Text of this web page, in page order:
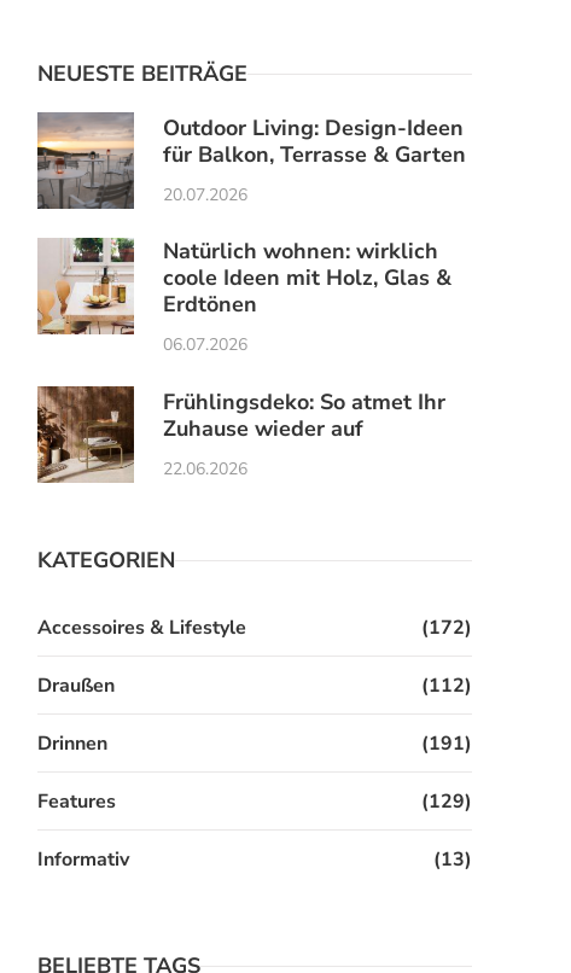
NEUESTE BEITRÄGE
Outdoor Living: Design-Ideen
für Balkon, Terrasse & Garten
20.07.2026
Natürlich wohnen: wirklich
coole Ideen mit Holz, Glas &
Erdtönen
06.07.2026
Frühlingsdeko: So atmet Ihr
Zuhause wieder auf
22.06.2026
KATEGORIEN
Accessoires & Lifestyle (172)
Draußen (112)
Drinnen (191)
Features (129)
Informativ (13)
BELIEBTE TAGS